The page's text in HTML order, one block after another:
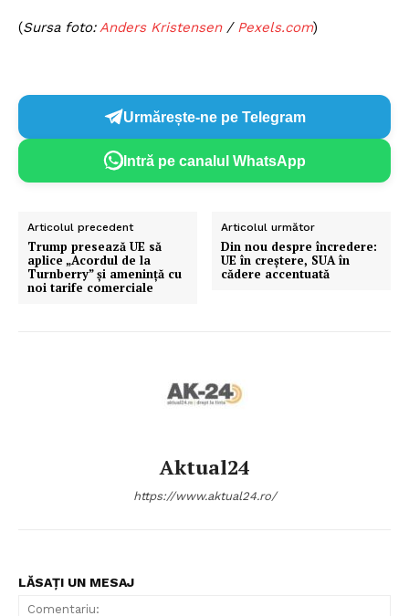
(Sursa foto:Anders Kristensen/ Pexels.com)
Urmărește-ne pe Telegram
Intră pe canalul WhatsApp
Articolul precedent
Trump presează UE să
aplice „Acordul de la
Turnberry” și amenință cu
noi tarife comerciale
Articolul următor
Din nou despre încredere:
UE în creștere, SUA în
cădere accentuată
Aktual24
https://www.aktual24.ro/
LĂSAȚI UN MESAJ